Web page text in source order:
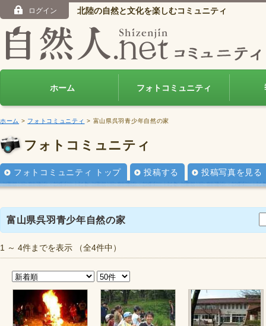
ログイン 北陸の自然と文化を楽しむコミュニティ
ホーム フォトコミュニティ
ホーム > フォトコミュニティ > 富山県呉羽青少年自然の家
フォトコミュニティ
フォトコミュニティ トップ 投稿する 投稿写真を見る
富山県呉羽青少年自然の家
1 ～ 4件までを表示 （全4件中）